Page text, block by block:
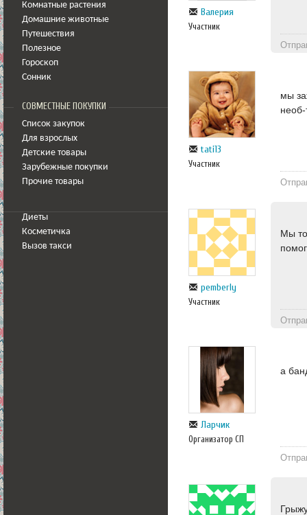
Комнатные растения
Домашние животные
Путешествия
Полезное
Гороскоп
Сонник
СОВМЕСТНЫЕ ПОКУПКИ
Список закупок
Для взрослых
Детские товары
Зарубежные покупки
Прочие товары
Диеты
Косметичка
Вызов такси
Валерия
Участник
tati13
Участник
мы
необ-
pemberly
Участник
Мы
Ларчик
Организатор СП
а